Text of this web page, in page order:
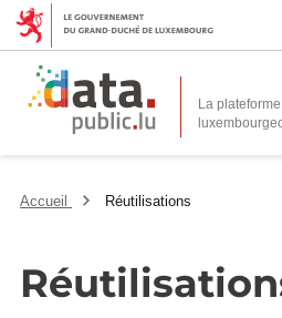
La
Accueil Réutilisations